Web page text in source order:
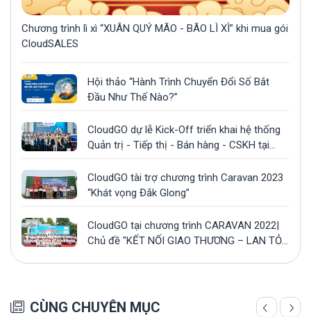
Chương trình lì xì “XUÂN QUÝ MÃO - BÃO LÌ XÌ” khi mua gói
CloudSALES
Hội thảo “Hành Trình Chuyển Đổi Số Bắt
Đầu Như Thế Nào?”
CloudGO dự lễ Kick-Off triển khai hệ thống
Quản trị - Tiếp thị - Bán hàng - CSKH tại
CloudGO tài trợ chương trình Caravan 2023
“Khát vọng Đắk Glong”
CloudGO tại chương trình CARAVAN 2022|
Chủ đề "KẾT NỐI GIAO THƯƠNG – LAN TỎA
CÙNG CHUYÊN MỤC